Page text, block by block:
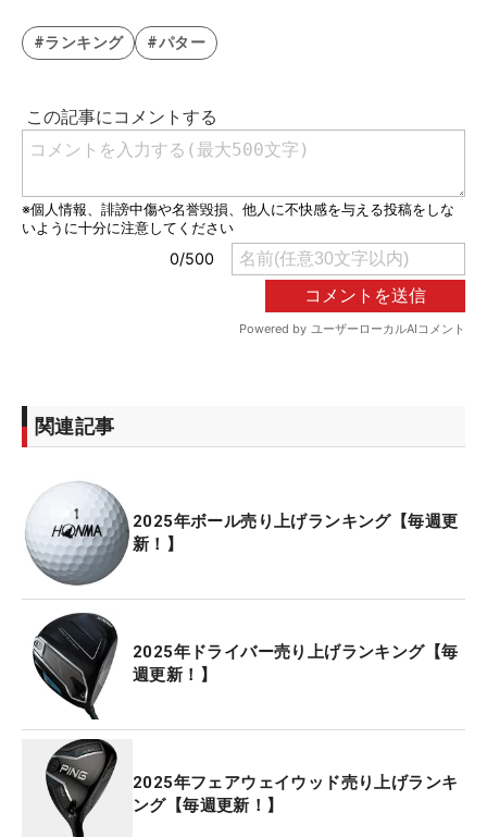
#ランキング #パター
関連記事
2025年ボール売り上げランキング【毎週更
新！】
2025年ドライバー売り上げランキング【毎
週更新！】
2025年フェアウェイウッド売り上げランキ
ング【毎週更新！】